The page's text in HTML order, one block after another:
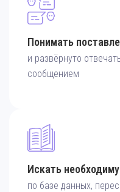
Понимать
и развёрнуто
сообщением
Искать
по базе данных,